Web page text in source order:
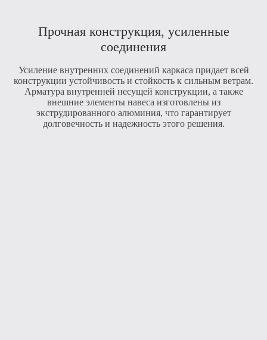
Прочная конструкция, усиленные
соединения
Усиление внутренних соединений каркаса придает всей
конструкции устойчивость и стойкость к сильным ветрам.
Арматура внутренней несущей конструкции, а также
внешние элементы навеса изготовлены из
экструдированного алюминия, что гарантирует
долговечность и надежность этого решения.